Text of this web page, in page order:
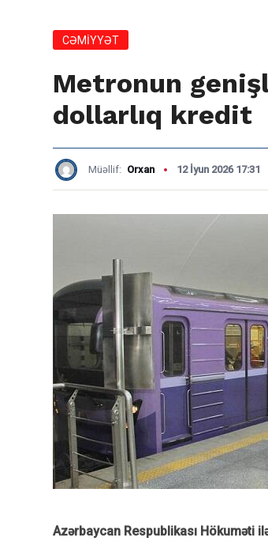
CƏMİYYƏT
Metronun
dollarlıq kredit
Müəllif: Orxan 12 İyun 2026 17:31
Azərbaycan Respublikası Hökuməti